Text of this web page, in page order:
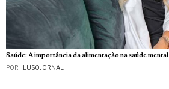
Saúde: A importância da alimentação na saúde mental
POR _LUSOJORNAL